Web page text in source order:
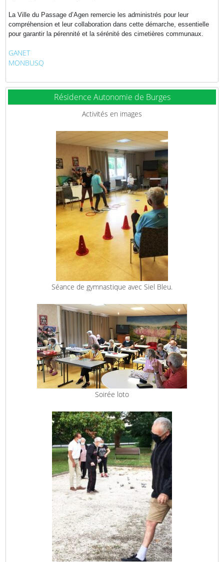
La Ville du Passage d’Agen remercie les administrés pour leur
compréhension et leur collaboration dans cette démarche, essentielle
pour garantir la pérennité et la sérénité des cimetières communaux.
GANET
MONBUSQ
Résidence Autonomie de Burges
Activités en images
Séance de gymnastique avec Siel Bleu.
Soirée loto